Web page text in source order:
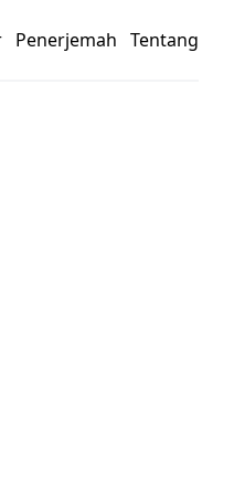
Penerjemah Tentang